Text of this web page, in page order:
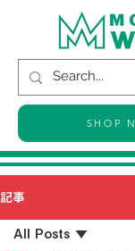
SHOP
記事
All Posts